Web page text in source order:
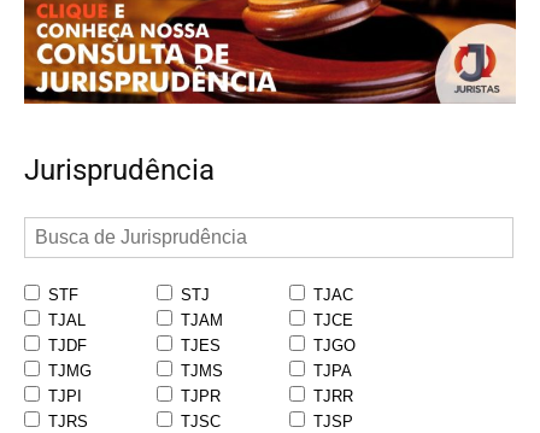
Jurisprudência
STF STJ
TJAC
TJAL
TJAM
TJCE
TJDF
TJES
TJGO
TJMG
TJMS
TJPA
TJPI
TJPR
TJRR
TJRS
TJSC
TJSP